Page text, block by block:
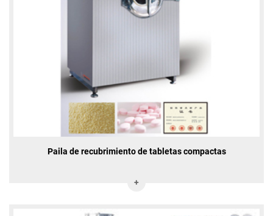
Paila de recubrimiento de tabletas compactas